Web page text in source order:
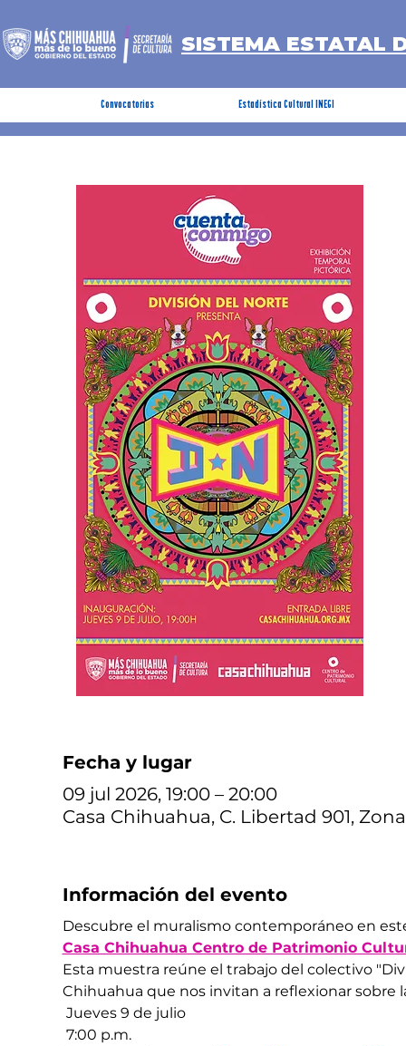
SISTEMA ESTATAL
Convocatorias Estadística Cultural INEGI
Fecha y lugar
09 jul 2026, 19:00 – 20:00
Casa Chihuahua, C. Libertad 901,
Información del evento
Descubre el muralismo contemporáneo en
Casa Chihuahua Centro de Patrimonio
Esta muestra reúne el trabajo del colectivo
Chihuahua que nos invitan a reflexionar sobre
Jueves 9 de julio
7:00 p.m.